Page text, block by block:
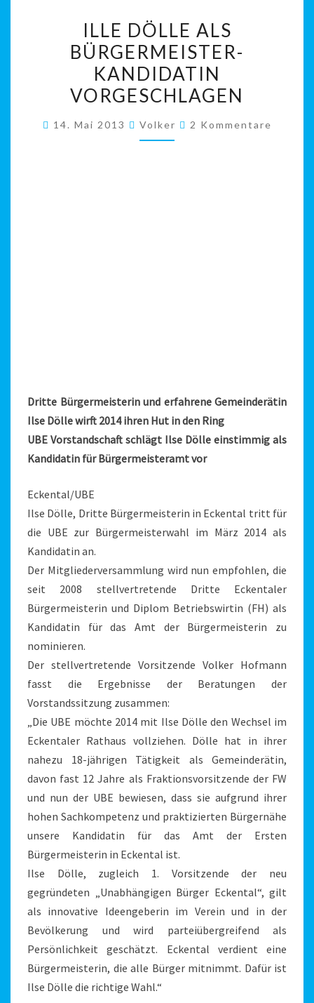
DÖLLE
ALS
BÜRGERMEISTER-
KANDIDATIN
ILLE DÖLLE ALS
BÜRGERMEISTER-
KANDIDATIN
VORGESCHLAGEN
14. Mai 2013 Volker Kommentare
2 Kommentare
Dritte Bürgermeisterin und erfahrene Gemeinderätin
Ilse Dölle wirft 2014 ihren Hut in den Ring
UBE Vorstandschaft schlägt Ilse Dölle einstimmig als
Kandidatin für Bürgermeisteramt vor
Eckental/UBE
Ilse Dölle, Dritte Bürgermeisterin in Eckental tritt für
die UBE zur Bürgermeisterwahl im März 2014 als
Kandidatin an.
Der Mitgliederversammlung wird nun empfohlen, die
seit 2008 stellvertretende Dritte Eckentaler
Bürgermeisterin und Diplom Betriebswirtin (FH) als
Kandidatin für das Amt der Bürgermeisterin zu
nominieren.
Der stellvertretende Vorsitzende Volker Hofmann
fasst die Ergebnisse der Beratungen der
Vorstandssitzung zusammen:
„Die UBE möchte 2014 mit Ilse Dölle den Wechsel im
Eckentaler Rathaus vollziehen. Dölle hat in ihrer
nahezu 18-jährigen Tätigkeit als Gemeinderätin,
davon fast 12 Jahre als Fraktionsvorsitzende der FW
und nun der UBE bewiesen, dass sie aufgrund ihrer
hohen Sachkompetenz und praktizierten Bürgernähe
unsere Kandidatin für das Amt der Ersten
Bürgermeisterin in Eckental ist.
Ilse Dölle, zugleich 1. Vorsitzende der neu
gegründeten „Unabhängigen Bürger Eckental“, gilt
als innovative Ideengeberin im Verein und in der
Bevölkerung und wird parteiübergreifend als
Persönlichkeit geschätzt. Eckental verdient eine
Bürgermeisterin, die alle Bürger mitnimmt. Dafür ist
Ilse Dölle die richtige Wahl.“